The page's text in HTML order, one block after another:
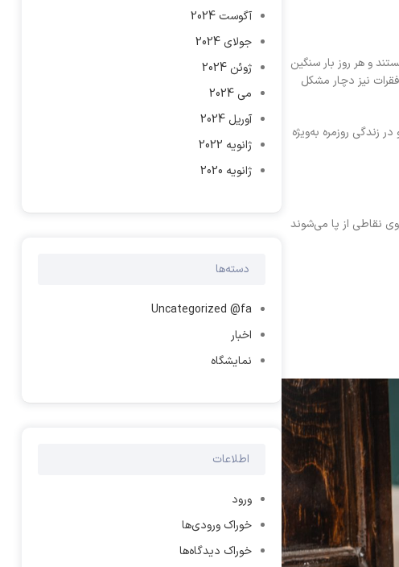
و هر روز بار سنگین
نیز دچار مشکل
زندگی روزمره به‌ویژه
نقاطی از پا می‌شوند
آگوست 2024
جولای 2024
ژوئن 2024
می 2024
آوریل 2024
ژانویه 2022
ژانویه 2020
دسته‌ها
Uncategorized @fa
اخبار
نمایشگاه
اطلاعات
ورود
خوراک ورودی‌ها
خوراک دیدگاه‌ها